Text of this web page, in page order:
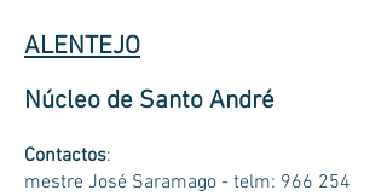
ALENTEJO
Núcleo de Santo André
Contactos:
mestre José Saramago - telm: 966 254